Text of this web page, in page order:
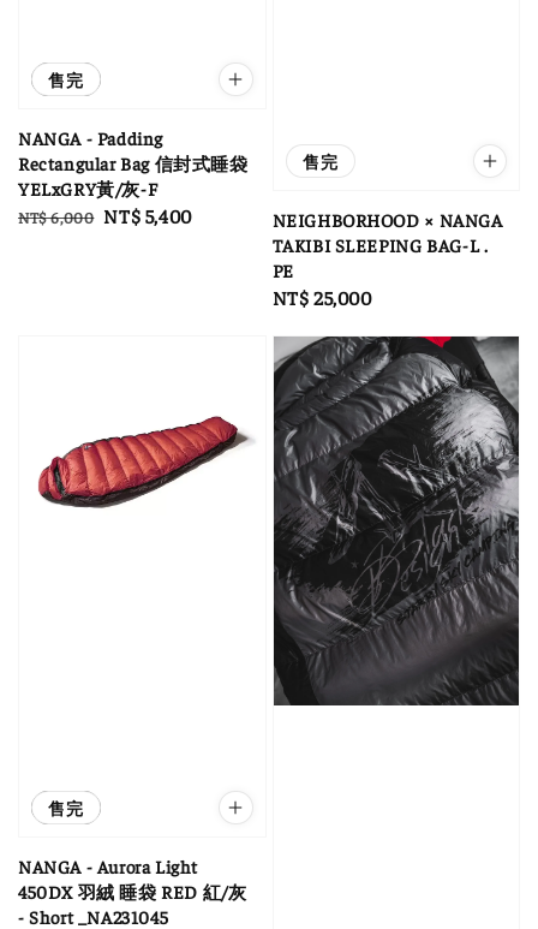
優惠
售完
NANGA - Padding
Rectangular Bag 信封式睡袋
YELxGRY黃/灰-F
Regular
NT$ 6,000 Sale
NT$ 5,400
售完
NEIGHBORHOOD × NANGA
TAKIBI SLEEPING BAG-L .
PE
Regular
NT$ 25,000
優惠
售完
NANGA - Aurora Light
450DX 羽絨 睡袋 RED 紅/灰
- Short _NA231045